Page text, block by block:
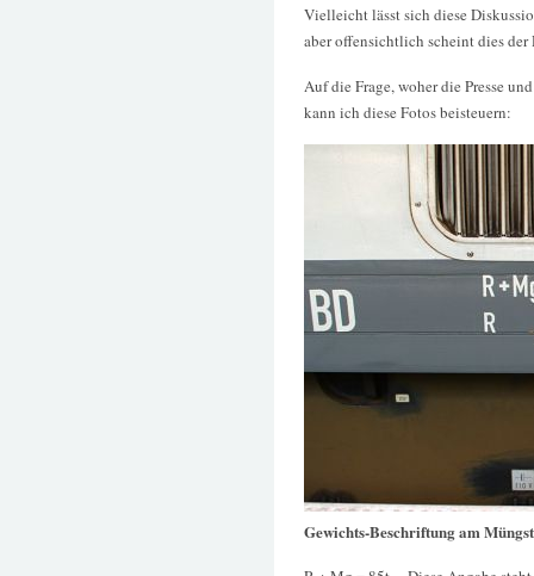
Vielleicht lässt sich diese
aber offensichtlich scheint dies
Auf die Frage, woher die Presse
kann ich diese Fotos beisteuern:
Gewichts-Beschriftung am